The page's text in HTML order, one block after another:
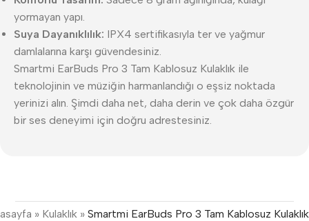
yormayan yapı.
Suya Dayanıklılık: IPX4 sertifikasıyla ter ve yağmur
damlalarına karşı güvendesiniz.
Smartmi EarBuds Pro 3 Tam Kablosuz Kulaklık ile
teknolojinin ve müziğin harmanlandığı o eşsiz noktada
yerinizi alın. Şimdi daha net, daha derin ve çok daha özgür
bir ses deneyimi için doğru adrestesiniz.
» Kulaklık » Smartmi EarBuds Pro 3 Tam Kablosuz Kulaklık